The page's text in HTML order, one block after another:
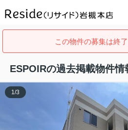
この物件の募集は終了
ESPOIRの過去掲載物件情
1/3